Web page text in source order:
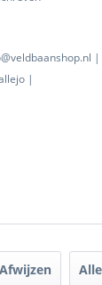
|
|
Afwijzen